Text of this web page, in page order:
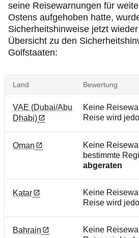
seine Reisewarnungen für
Ostens aufgehoben hatte,
Sicherheitshinweise jetzt wieder
Übersicht zu den
Golfstaaten:
Land Bewertung
VAE (Dubai/Abu
Dhabi)
Keine
Reise wird
Oman
Keine
bestimmte
abgeraten
Katar
Keine
Reise wird
Bahrain
Keine